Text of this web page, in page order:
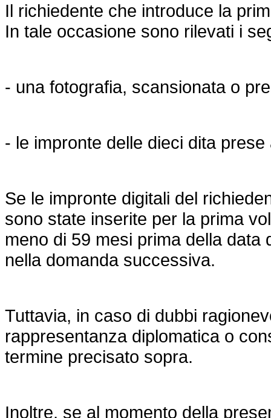
Il richiedente che introduce la
In tale occasione sono rilevati i
- una fotografia, scansionata o
- le impronte delle dieci dita
Se le impronte digitali del
sono state inserite per la prima
meno di 59 mesi prima della
nella domanda successiva.
Tuttavia, in caso di dubbi
rappresentanza diplomatica o
termine precisato sopra.
Inoltre, se al momento della